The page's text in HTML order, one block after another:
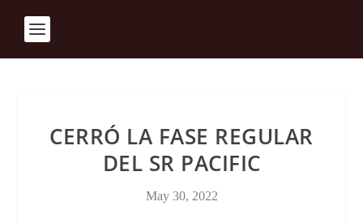
CERRÓ LA FASE REGULAR
DEL SR PACIFIC
May 30, 2022